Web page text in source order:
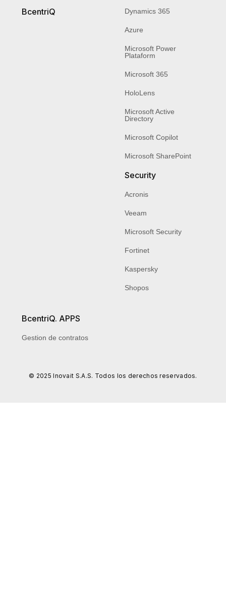
BcentriQ Dynamics 365
Azure
Microsoft Power
Plataform
Microsoft 365
HoloLens
Microsoft Active
Directory
Microsoft Copilot
Microsoft SharePoint
Security
Acronis
Veeam
Microsoft Security
Fortinet
Kaspersky
Shopos
BcentriQ. APPS
Gestion de contratos
© 2025 Inovait S.A.S. Todos los derechos reservados.